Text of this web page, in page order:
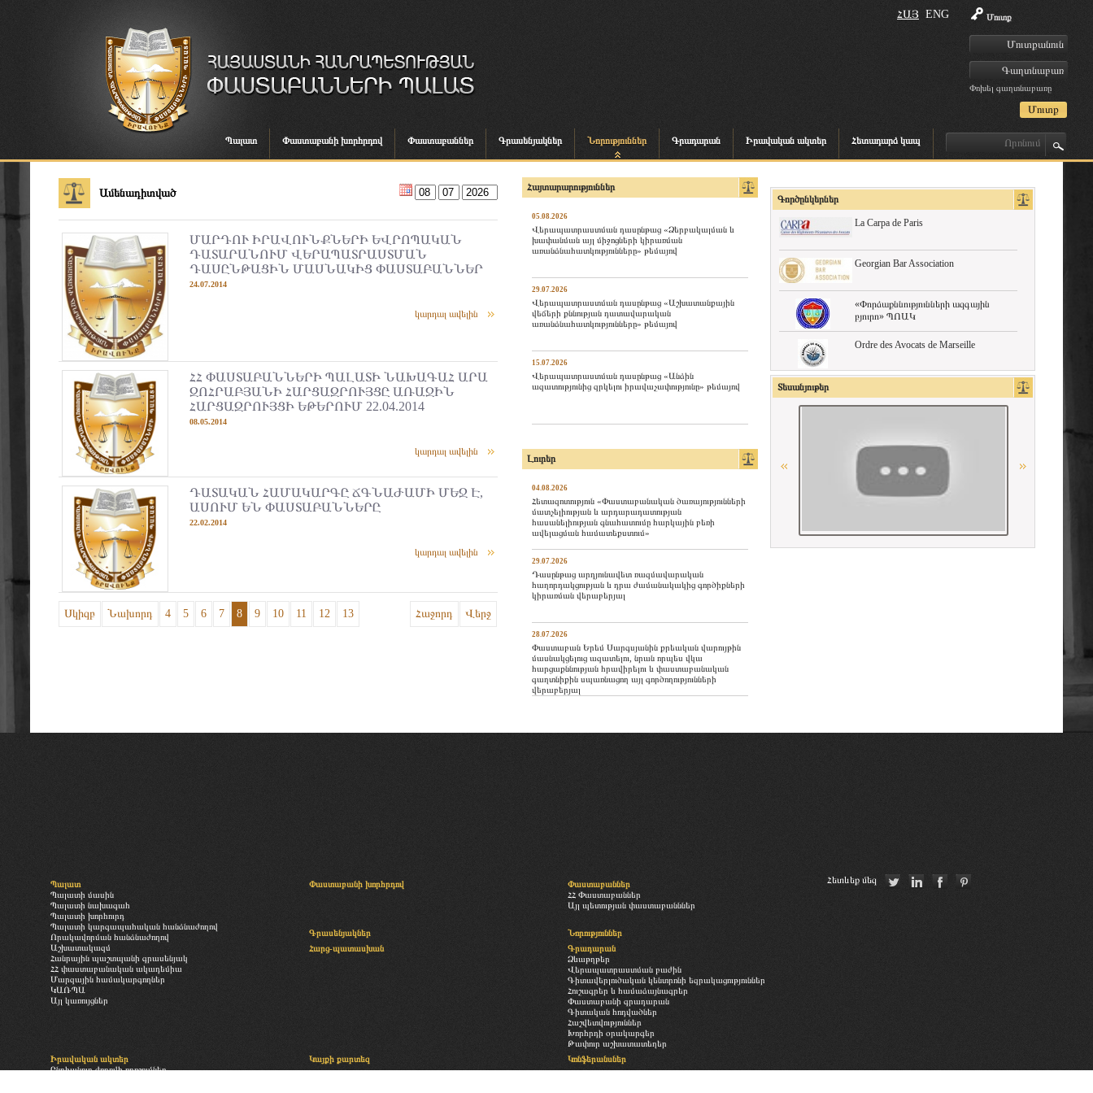
Մուտք
Փոխել գաղտնաբառը
ՀԱՅ ENG
Պալատ Փաստաբանի խորհրդով Փաստաբաններ Գրասենյակներ Նորություններ Գրադարան Իրավական ակտեր Հետադարձ կապ
Ամենադիտված
ՄԱՐԴՈՒ ԻՐԱՎՈՒՆՔՆԵՐԻ ԵՎՐՈՊԱԿԱՆ
ԴԱՏԱՐԱՆՈՒՄ ՎԵՐԱՊԱՏՐԱՍՏՄԱՆ
ԴԱՍԸՆԹԱՑԻՆ ՄԱՍՆԱԿԻՑ ՓԱՍՏԱԲԱՆՆԵՐ
24.07.2014
կարդալ ավելին
ՀՀ ՓԱՍՏԱԲԱՆՆԵՐԻ ՊԱԼԱՏԻ ՆԱԽԱԳԱՀ ԱՐԱ
ԶՈՀՐԱԲՅԱՆԻ ՀԱՐՑԱԶՐՈՒՅՑԸ ԱՌԱՋԻՆ
ՀԱՐՑԱԶՐՈՒՅՑԻ ԵԹԵՐՈՒՄ 22.04.2014
08.05.2014
կարդալ ավելին
ԴԱՏԱԿԱՆ ՀԱՄԱԿԱՐԳԸ ՃԳՆԱԺԱՄԻ ՄԵՋ Է,
ԱՍՈՒՄ ԵՆ ՓԱՍՏԱԲԱՆՆԵՐԸ
22.02.2014
կարդալ ավելին
Սկիզբ Նախորդ 4 5 6 7 8 9 10 11 12 13 Վերջ
Հաջորդ
Հայտարարություններ
05.08.2026
Վերապատրաստման դասընթաց «Ձերբակալման և
խափանման այլ միջոցների կիրառման
առանձնահատկությունները» թեմայով
29.07.2026
Վերապատրաստման դասընթաց «Աշխատանքային
վեճերի քննության դատավարական
առանձնահատկությունները» թեմայով
15.07.2026
Վերապատրաստման դասընթաց «Անձին
ազատությունից զրկելու իրավաչափությունը» թեմայով
Լուրեր
04.08.2026
Հետազոտություն «Փաստաբանական ծառայությունների
մատչելիության և արդարադատության
հասանելիության գնահատումը հարկային բեռի
ավելացման համատեքստում»
29.07.2026
Դասընթաց արդյունավետ ռազմավարական
հաղորդակցության և դրա ժամանակակից գործիքների
կիրառման վերաբերյալ
28.07.2026
Փաստաբան Երեմ Սարգսյանին քրեական վարույթին
մասնակցելուց ազատելու, նրան որպես վկա
հարցաքննության հրավիրելու և փաստաբանական
գաղտնիքին սպառնացող այլ գործողությունների
վերաբերյալ
Գործընկերներ
La Carpa de Paris
Georgian Bar Association
«Փորձաքննությունների ազգային
բյուրո» ՊՈԱԿ
Ordre des Avocats de Marseille
հիմնադրամի (IRZ)
Հայաստանի Հանրապետության
Հայաստանի Հանրապետության
Մարդու իրավունքների պաշտպան
Տեսանյութեր
Պալատ
Պալատի մասին
Պալատի նախագահ
Պալատի խորհուրդ
Պալատի կարգապահական հանձնաժողով
Որակավորման հանձնաժողով
Աշխատակազմ
Հանրային պաշտպանի գրասենյակ
ՀՀ փաստաբանական ակադեմիա
Մարզային համակարգողներ
ԿԱՌՊԱ
Այլ կառույցներ
Փաստաբանի խորհրդով
Փաստաբաններ
ՀՀ Փաստաբաններ
Այլ պետության փաստաբանններ
Գրասենյակներ
Նորություններ
Հարց-պատասխան
Գրադարան
Ձևաթղթեր
Վերապատրաստման բաժին
Գիտավերլուծական կենտրոնի եզրակացություններ
Հուշագրեր և համաձայնագրեր
Փաստաբանի գրադարան
Գիտական հոդվածներ
Հաշվետվություններ
Խորհրդի օրակարգեր
Թափուր աշխատատեղեր
Իրավական ակտեր
Ընդհանուր ժողովի որոշումներ
Կայքի քարտեզ
Կոնֆերանսներ
Հետևեք մեզ